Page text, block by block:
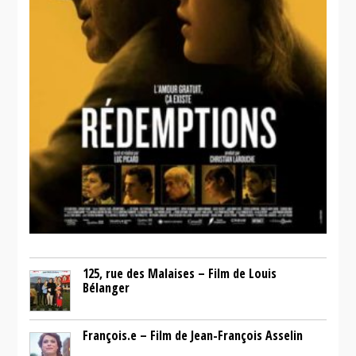
125, rue des Malaises – Film de Louis
Bélanger
François.e – Film de Jean-François Asselin